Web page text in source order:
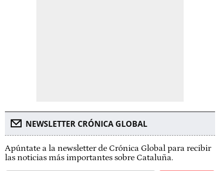
NEWSLETTER CRÓNICA GLOBAL
Apúntate a la newsletter de Crónica Global para recibir
las noticias más importantes sobre Cataluña.